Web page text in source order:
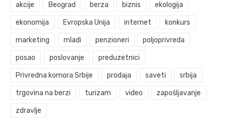
akcije Beograd berza biznis ekologija
ekonomija Evropska Unija internet konkurs
marketing mladi penzioneri poljoprivreda
posao poslovanje preduzetnici
Privredna komora Srbije prodaja saveti srbija
trgovina na berzi turizam video zapošljavanje
zdravlje